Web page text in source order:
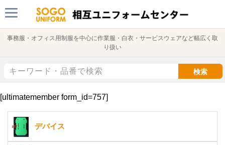
事務服・オフィス用制服を中心に作業服・白衣・サービスウェアなど幅広く取
り扱い
検索
[ultimatemember form_id=757]
デバイス